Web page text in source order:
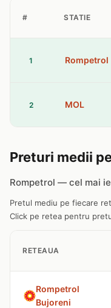
# STATIE
1 Rompetrol
2 MOL
Preturi medii
Rompetrol — cel mai
Pretul mediu pe fiecare
Click pe retea pentru
RETEAUA
Rompetrol
Bujoreni